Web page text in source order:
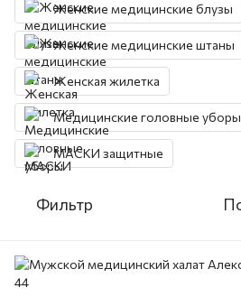
Женские медицинские блузы
Женские медицинские штаны
Женская жилетка
Медицинские головные уборы
МАСКИ защитные
Фильтр